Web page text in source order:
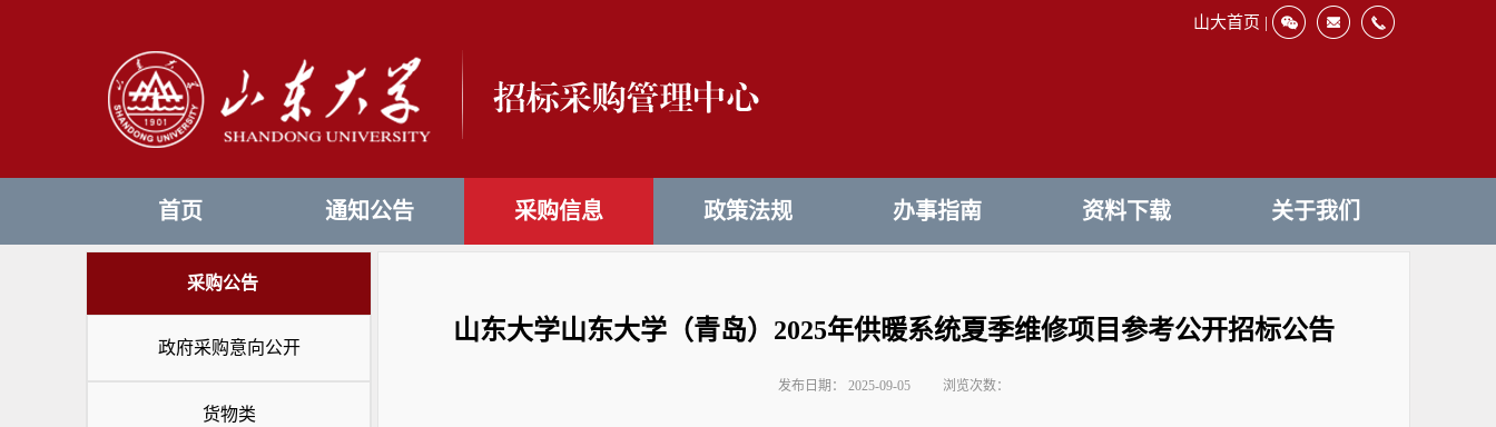
山大首页 |
首页 通知公告 采购信息 政策法规 办事指南 资料下载 关于我们
采购公告
政府采购意向公开
货物类
山东大学山东大学（青岛）2025年供暖系统夏季维修项目参考公开招标公告
发布日期： 2025-09-05 浏览次数：